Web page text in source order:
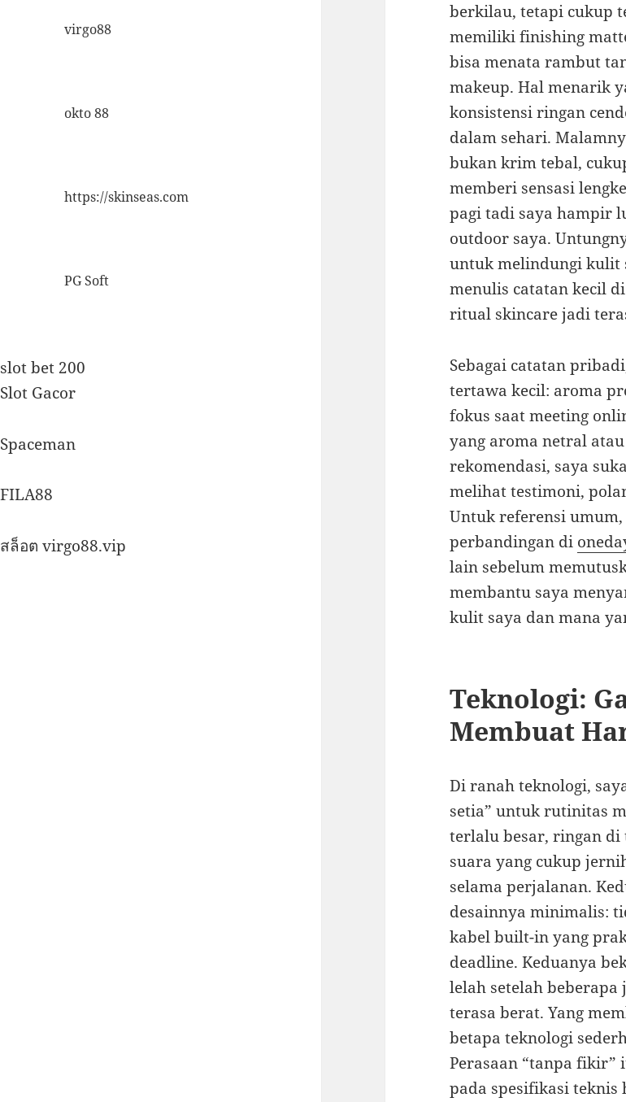
virgo88
okto 88
https://skinseas.com
PG Soft
slot bet 200
Slot Gacor
Spaceman
FILA88
สล็อต virgo88.vip
berkilau, tetapi cukup
memiliki finishing
bisa menata rambut
makeup. Hal menarik
konsistensi ringan
dalam sehari.
bukan krim tebal,
memberi sensasi
pagi tadi saya hampir
outdoor saya.
untuk melindungi kulit
menulis catatan kecil
ritual skincare jadi
Sebagai catatan
tertawa kecil: aroma
fokus saat meeting
yang aroma netral
rekomendasi, saya
melihat testimoni,
Untuk referensi
perbandingan di
lain sebelum
membantu saya
kulit saya dan mana
Teknologi:
Membuat
Di ranah teknologi,
setia” untuk rutinitas
terlalu besar, ringan
suara yang cukup
selama perjalanan.
desainnya minimalis:
kabel built-in yang
deadline. Keduanya
lelah setelah
terasa berat. Yang
betapa teknologi
Perasaan “tanpa
pada spesifikasi teknis